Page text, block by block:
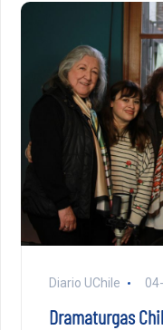
Diario UChile
Dramaturgas